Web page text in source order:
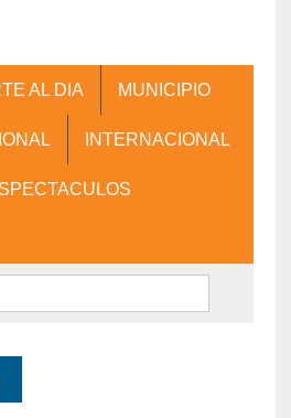
AL DIA MUNICIPIO
INTERNACIONAL